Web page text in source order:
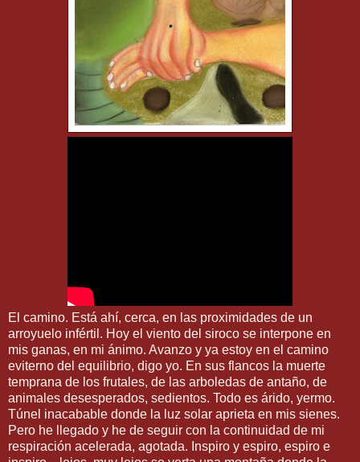
El camino. Está ahí, cerca, en las proximidades de un
arroyuelo infértil. Hoy el viento del siroco se interpone en
mis ganas, en mi ánimo. Avanzo y ya estoy en el camino
eviterno del equilibrio, digo yo. En sus flancos la muerte
temprana de los frutales, de las arboledas de antaño, de
animales desesperados, sedientos. Todo es árido, yermo.
Túnel inacabable donde la luz solar aprieta en mis sienes.
Pero he llegado y he de seguir con la continuidad de mi
respiración acelerada, agotada. Inspiro y espiro, espiro e